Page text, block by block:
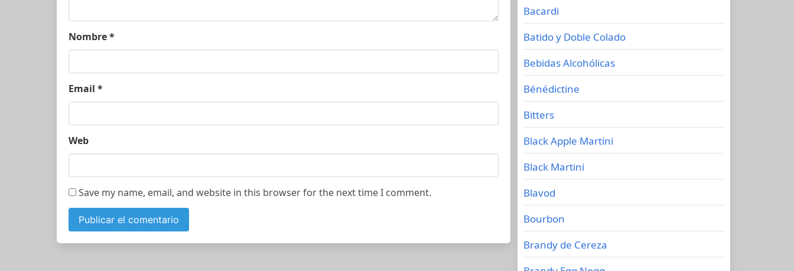
Nombre*
Email *
Web
Save my name, email, and website in this browser for the next time I comment.
Bacardi
Batido y Doble Colado
Bebidas Alcohólicas
Bénédictine
Bitters
Black Apple Martini
Black Martini
Blavod
Bourbon
Brandy de Cereza